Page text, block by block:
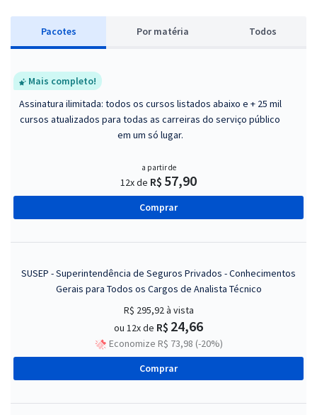
Pacotes Por matéria Todos
Mais completo!
Assinatura ilimitada: todos os cursos listados abaixo e + 25 mil
cursos atualizados para todas as carreiras do serviço público
em um só lugar.
a partir de
12x de R$ 57,90
Comprar
SUSEP - Superintendência de Seguros Privados - Conhecimentos
Gerais para Todos os Cargos de Analista Técnico
R$ 295,92à vista
ou 12x de R$ 24,66
Economize R$ 73,98 (-20%)
Comprar